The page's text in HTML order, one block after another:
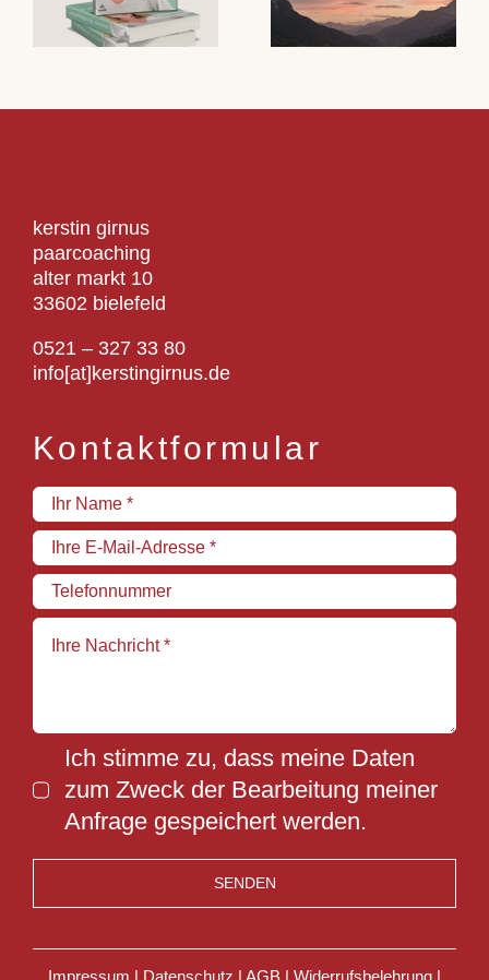
kerstin girnus
paarcoaching
alter markt 10
33602 bielefeld
0521 – 327 33 80
info[at]kerstingirnus.de
Kontaktformular
Ich stimme zu, dass meine Daten
zum Zweck der Bearbeitung meiner
Anfrage gespeichert werden.
SENDEN